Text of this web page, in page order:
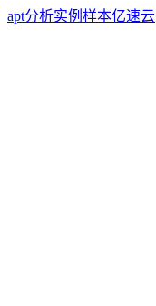
apt分析实例 样本亿速云